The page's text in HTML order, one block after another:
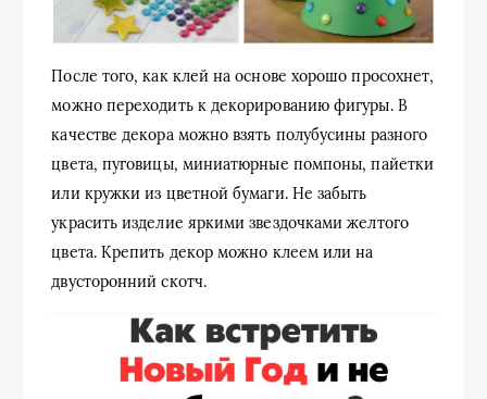
После того, как клей на основе хорошо просохнет,
можно переходить к декорированию фигуры. В
качестве декора можно взять полубусины разного
цвета, пуговицы, миниатюрные помпоны, пайетки
или кружки из цветной бумаги. Не забыть
украсить изделие яркими звездочками желтого
цвета. Крепить декор можно клеем или на
двусторонний скотч.